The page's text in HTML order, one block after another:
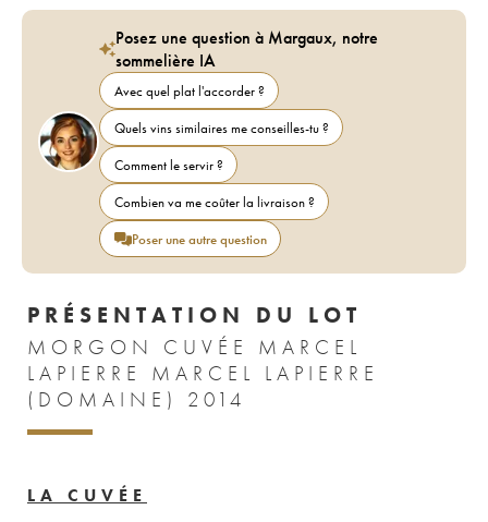
Posez une question à Margaux, notre
sommelière IA
Avec quel plat l'accorder ?
Quels vins similaires me conseilles-tu ?
Comment le servir ?
Combien va me coûter la livraison ?
Poser une autre question
PRÉSENTATION DU LOT
MORGON CUVÉE MARCEL
LAPIERRE MARCEL LAPIERRE
(DOMAINE) 2014
LA CUVÉE